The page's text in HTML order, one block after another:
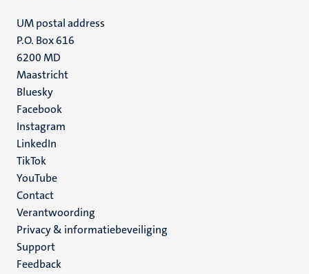
UM postal address
P.O. Box 616
6200 MD
Maastricht
Social
media
Bluesky
Facebook
Instagram
LinkedIn
TikTok
YouTube
Menu
footer
(NL)
Contact
Verantwoording
Privacy & informatiebeveiliging
Support
Feedback